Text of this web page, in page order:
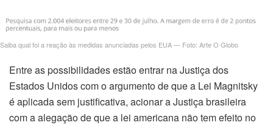
Saiba qual foi a reação às medidas anunciadas pelos EUA — Foto: Arte O Globo
Entre as possibilidades estão entrar na Justiça dos
Estados Unidos com o argumento de que a Lei Magnitsky
é aplicada sem justificativa, acionar a Justiça brasileira
com a alegação de que a lei americana não tem efeito no